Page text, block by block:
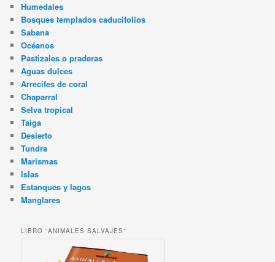
Humedales
Bosques templados caducifolios
Sabana
Océanos
Pastizales o praderas
Aguas dulces
Arrecifes de coral
Chaparral
Selva tropical
Taiga
Desierto
Tundra
Marismas
Islas
Estanques y lagos
Manglares
LIBRO “ANIMALES SALVAJES”